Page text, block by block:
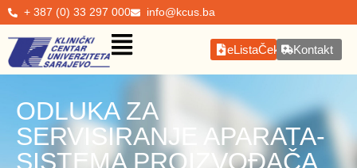
+ 387 (0) 33 297 000 info@kcus.ba
eListaČekanjaKontakt
ODLUKA ZA
SERVISIRANJE APARATA-
SISTEMA PROIZVOĐAČA